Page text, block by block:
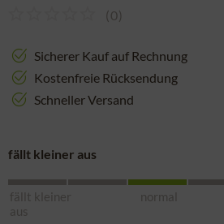
(0)
Sicherer Kauf auf Rechnung
Kostenfreie Rücksendung
Schneller Versand
fällt kleiner aus
fällt kleiner
aus
normal